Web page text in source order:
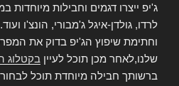
ג'יפ ייצרו דגמים וחבילות מיוחדות
לרדו, גולדן-איגל ג'מבורי, הונצ'ו
וחתימת שיפוץ הג'יפ בדוק את
שלנו,לאחר מכן תוכל לעיין בקטלוג
ברשותך חבילה מיוחדת תוכל